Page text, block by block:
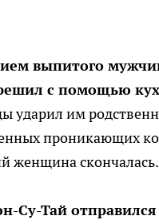
выпитого
с помощью
ударил им
проникающих
женщина скончалась.
Су-Тай отправился